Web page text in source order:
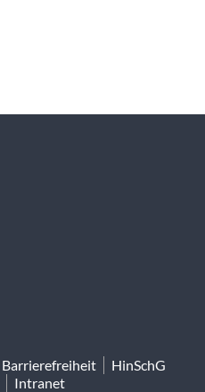
Barrierefreiheit
HinSchG
Intranet